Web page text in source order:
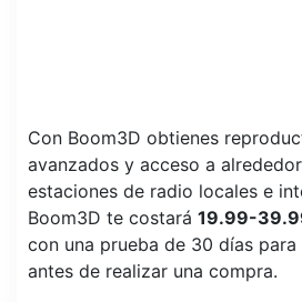
Con Boom3D obtienes
avanzados y acceso a
estaciones de radio locales e
Boom3D te costará 19.99-
con una prueba de 30 días
antes de realizar una compra.